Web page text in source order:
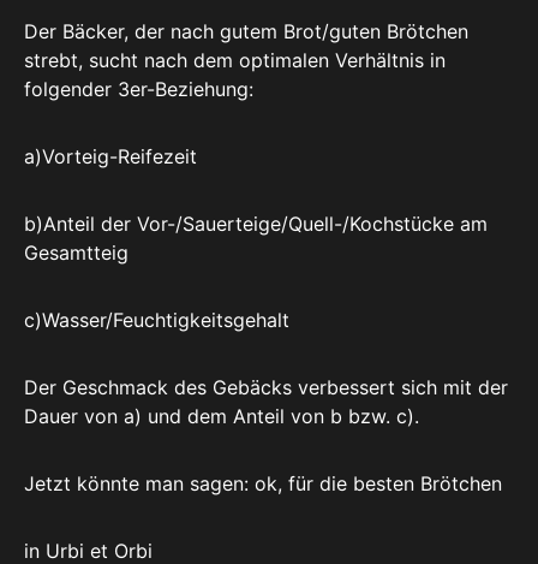
Der Bäcker, der nach gutem Brot/guten Brötchen
strebt, sucht nach dem optimalen Verhältnis in
folgender 3er-Beziehung:
a)Vorteig-Reifezeit
b)Anteil der Vor-/Sauerteige/Quell-/Kochstücke am
Gesamtteig
c)Wasser/Feuchtigkeitsgehalt
Der Geschmack des Gebäcks verbessert sich mit der
Dauer von a) und dem Anteil von b bzw. c).
Jetzt könnte man sagen: ok, für die besten Brötchen
in Urbi et Orbi